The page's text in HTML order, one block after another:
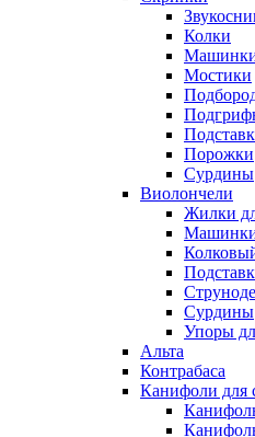
Колки
Мостики
Порожки
Сурдины
Виолончели
Жилки
Машинки
Сурдины
Упоры
Альта
Контрабаса
Канифоли для